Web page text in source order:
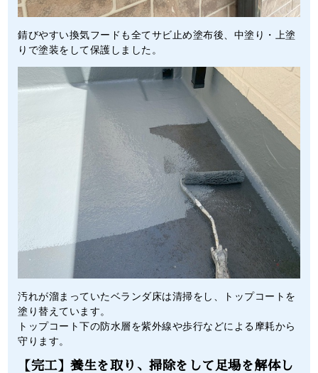
錆びやすい換気フードも全てサビ止め塗布後、中塗り・上塗
りで塗装をして保護しました。
汚れが溜まっていたベランダ床は清掃をし、トップコートを
塗り替えています。
トップコート下の防水層を紫外線や歩行などによる摩耗から
守ります。
【完工】養生を取り、掃除をして足場を解体し